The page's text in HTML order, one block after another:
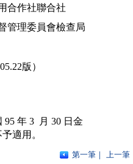
合作社聯合社
管理委員會檢查局
版）
年 3  月 30 日金
第一筆 ｜ 上一筆